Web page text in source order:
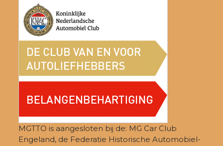
MGTTO is aangesloten bij de: MG Car Club
Engeland, de Federatie Historische Automobiel-